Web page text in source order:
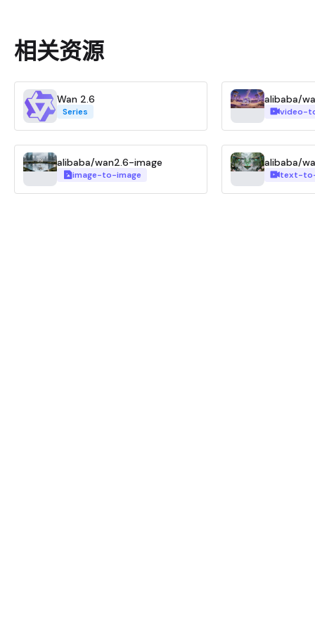
相关资源
Wan 2.6
Series
alibaba/
video-
alibaba/wan2.6-image
image-to-image
alibaba/
text-